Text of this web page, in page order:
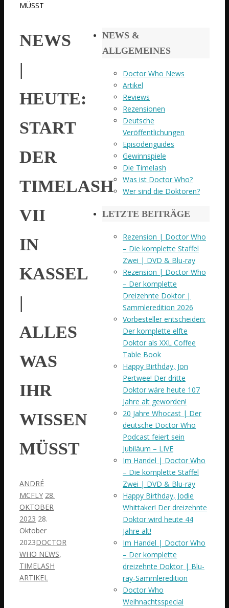
MÜSST
NEWS
|
HEUTE:
START
DER
TIMELASH
VII
IN
KASSEL
|
ALLES
WAS
IHR
WISSEN
MÜSST
ANDRÉ
MCFLY 28.
OKTOBER
2023 28.
Oktober
2023DOCTOR
WHO NEWS,
TIMELASH
ARTIKEL
NEWS &
ALLGEMEINES
Doctor Who News
Artikel
Reviews
Rezensionen
Deutsche
Veröffentlichungen
Episodenguides
Gewinnspiele
Die Timelash
Was ist Doctor Who?
Wer sind die Doktoren?
LETZTE BEITRÄGE
Rezension | Doctor Who
– Die komplette Staffel
Zwei | DVD & Blu-ray
Rezension | Doctor Who
– Der komplette
Dreizehnte Doktor |
Sammleredition 2026
Vorbesteller entscheiden:
Der komplette elfte
Doktor als XXL Coffee
Table Book
Happy Birthday, Jon
Pertwee! Der dritte
Doktor wäre heute 107
Jahre alt geworden!
20 Jahre Whocast | Der
deutsche Doctor Who
Podcast feiert sein
Jubiläum – LIVE
Im Handel | Doctor Who
– Die komplette Staffel
Zwei | DVD & Blu-ray
Happy Birthday, Jodie
Whittaker! Der dreizehnte
Doktor wird heute 44
Jahre alt!
Im Handel | Doctor Who
– Der komplette
dreizehnte Doktor | Blu-
ray-Sammleredition
Doctor Who
Weihnachtsspecial